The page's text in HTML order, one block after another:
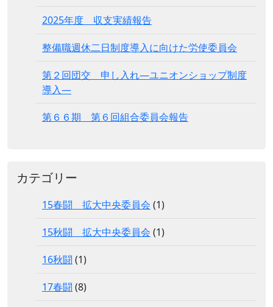
2025年度 収支実績報告
整備職週休二日制度導入に向けた労使委員会
第２回団交 申し入れ―ユニオンショップ制度
導入―
第６６期 第６回組合委員会報告
カテゴリー
15春闘 拡大中央委員会 (1)
15秋闘 拡大中央委員会 (1)
16秋闘 (1)
17春闘 (8)